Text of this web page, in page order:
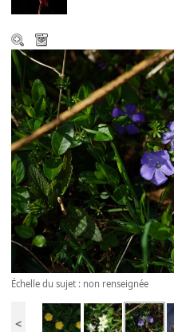
Échelle du sujet : non renseignée
<